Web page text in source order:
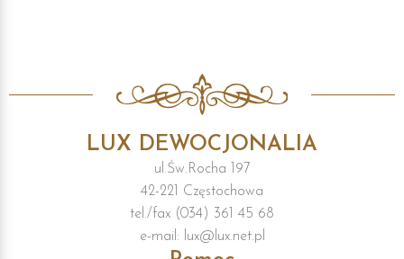
LUX DEWOCJONALIA
ul.Św.Rocha 197
42-221 Częstochowa
tel./fax (034) 361 45 68
e-mail: lux@lux.net.pl